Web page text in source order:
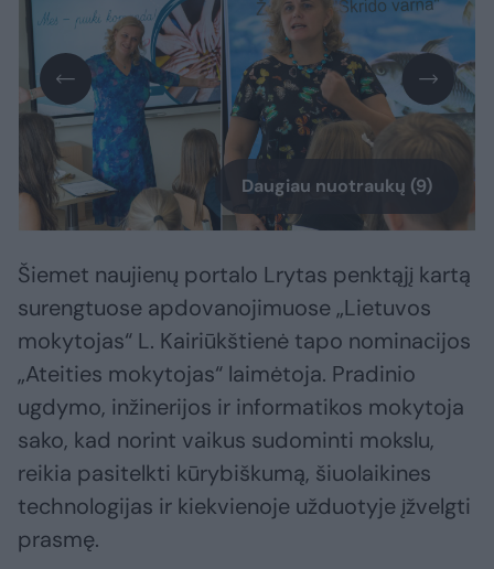
Daugiau nuotraukų (9)
Šiemet naujienų portalo Lrytas penktąjį kartą
surengtuose apdovanojimuose „Lietuvos
mokytojas“ L. Kairiūkštienė tapo nominacijos
„Ateities mokytojas“ laimėtoja. Pradinio
ugdymo, inžinerijos ir informatikos mokytoja
sako, kad norint vaikus sudominti mokslu,
reikia pasitelkti kūrybiškumą, šiuolaikines
technologijas ir kiekvienoje užduotyje įžvelgti
prasmę.